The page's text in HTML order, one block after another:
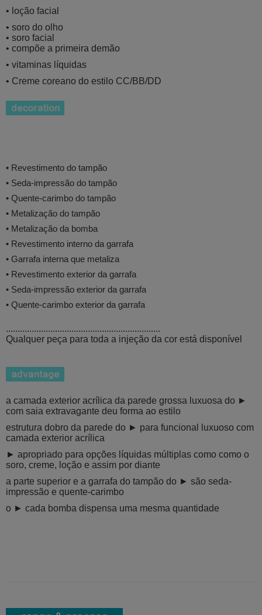
• loção facial
• soro do olho
• soro facial
• compõe a primeira demão
• vitaminas líquidas
• Creme coreano do estilo CC/BB/DD
• Revestimento do tampão
• Seda-impressão do tampão
• Quente-carimbo do tampão
• Metalização do tampão
• Metalização da bomba
• Revestimento interno da garrafa
• Garrafa interna que metaliza
• Revestimento exterior da garrafa
• Seda-impressão exterior da garrafa
• Quente-carimbo exterior da garrafa
..................................................................
Qualquer peça para toda a injeção da cor está disponível
a camada exterior acrílica da parede grossa luxuosa do ►
com saia extravagante deu forma ao estilo
estrutura dobro da parede do ► para funcional luxuoso com
camada exterior acrílica
► apropriado para opções líquidas múltiplas como como o
soro, creme, loção e assim por diante
a parte superior e a garrafa do tampão do ► são seda-
impressão e quente-carimbo
o ► cada bomba dispensa uma mesma quantidade